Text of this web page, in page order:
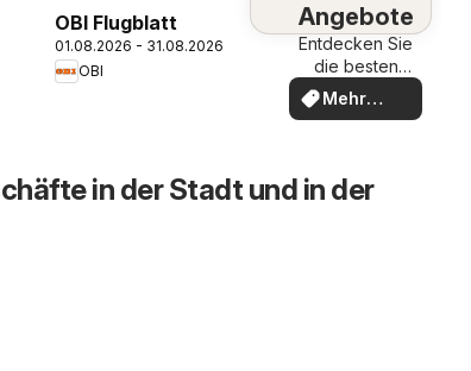
OBI Flugblatt
01.08.2026 - 31.08.2026
OBI
Angebote
Entdecken Sie
die besten
Angebote
Mehr
entdecken
in der Stadt und in der